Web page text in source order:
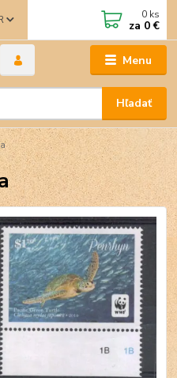
Menu
Hľadať
0 ks
za 0 €